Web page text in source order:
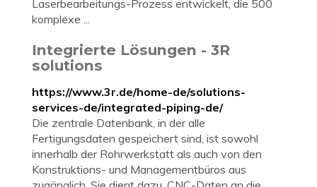
Laserbearbeitungs-Prozess entwickelt, die 500
komplexe ...
Integrierte Lösungen - 3R
solutions
https://www.3r.de/home-de/solutions-
services-de/integrated-piping-de/
Die zentrale Datenbank, in der alle
Fertigungsdaten gespeichert sind, ist sowohl
innerhalb der Rohrwerkstatt als auch von den
Konstruktions- und Managementbüros aus